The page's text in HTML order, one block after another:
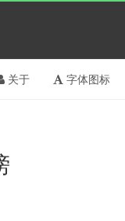
关于 字体图标